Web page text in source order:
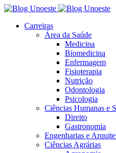
Carreiras
Área da Saúde
Medicina
Biomedicina
Enfermagem
Fisioterapia
Nutrição
Odontologia
Psicologia
Ciências Humanas e
Direito
Gastronomia
Engenharias e
Ciências Agrárias